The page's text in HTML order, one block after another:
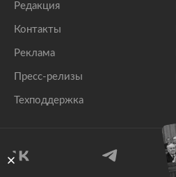
Редакция
Контакты
Реклама
Пресс-релизы
Техподдержка